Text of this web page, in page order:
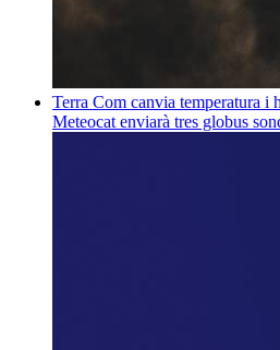
Terra Com canvia temperatura i
Meteocat enviarà tres globus